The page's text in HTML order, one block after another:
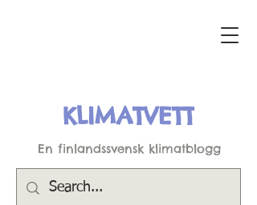
KLIMATVETT
En finlandssvensk klimatblogg